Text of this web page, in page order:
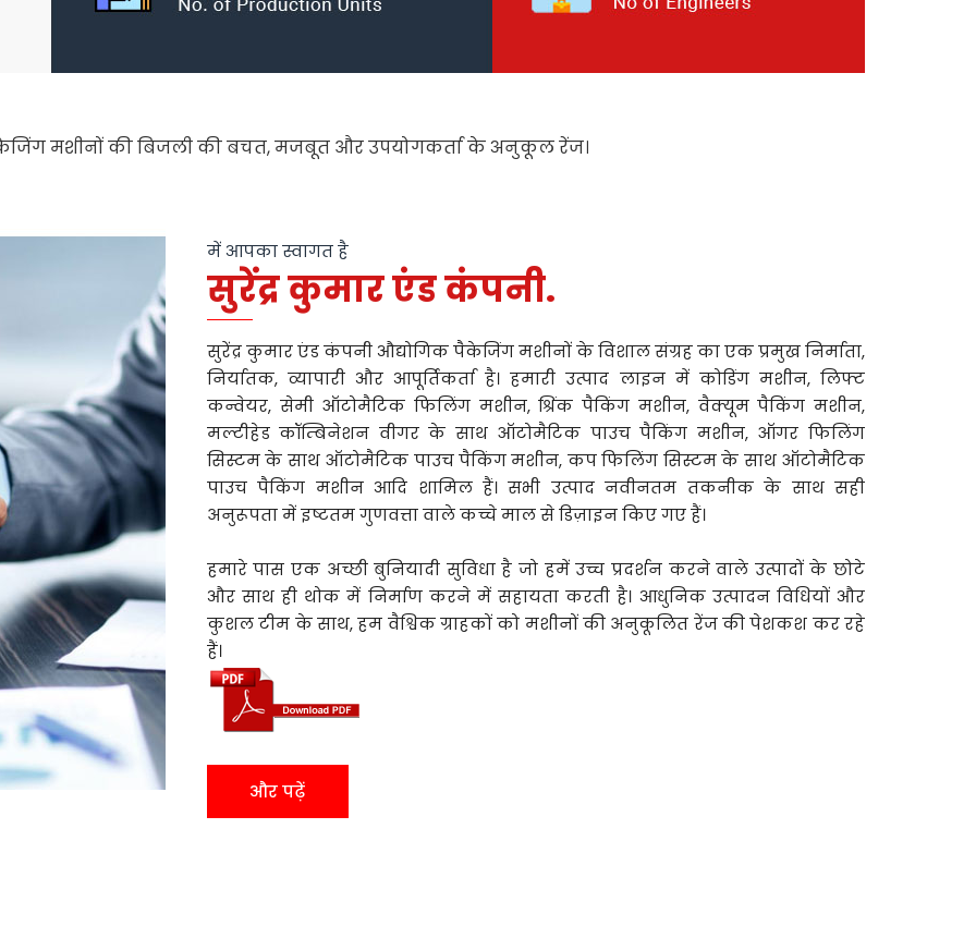
मशीनों की बिजली की बचत, मजबूत और उपयोगकर्ता के अनुकूल रेंज।
में आपका स्वागत है
सुरेंद्र कुमार एंड कंपनी.
सुरेंद्र कुमार एंड कंपनी औद्योगिक पैकेजिंग मशीनों के विशाल संग्रह का एक प्रमुख निर्माता,
निर्यातक, व्यापारी और आपूर्तिकर्ता है। हमारी उत्पाद लाइन में कोडिंग मशीन, लिफ्ट
कन्वेयर, सेमी ऑटोमैटिक फिलिंग मशीन, श्रिंक पैकिंग मशीन, वैक्यूम पैकिंग मशीन,
मल्टीहेड कॉम्बिनेशन वीगर के साथ ऑटोमैटिक पाउच पैकिंग मशीन, ऑगर फिलिंग
सिस्टम के साथ ऑटोमैटिक पाउच पैकिंग मशीन, कप फिलिंग सिस्टम के साथ ऑटोमैटिक
पाउच पैकिंग मशीन आदि शामिल हैं। सभी उत्पाद नवीनतम तकनीक के साथ सही
अनुरूपता में इष्टतम गुणवत्ता वाले कच्चे माल से डिज़ाइन किए गए हैं।
हमारे पास एक अच्छी बुनियादी सुविधा है जो हमें उच्च प्रदर्शन करने वाले उत्पादों के छोटे
और साथ ही थोक में निर्माण करने में सहायता करती है। आधुनिक उत्पादन विधियों और
कुशल टीम के साथ, हम वैश्विक ग्राहकों को मशीनों की अनुकूलित रेंज की पेशकश कर रहे
हैं।
और पढ़ें